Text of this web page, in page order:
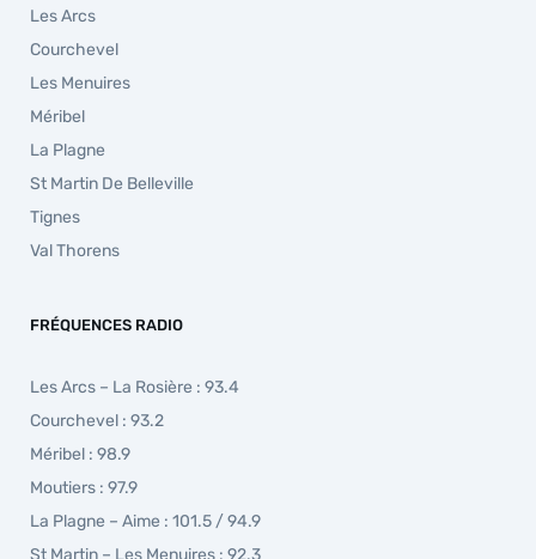
Les Arcs
Courchevel
Les Menuires
Méribel
La Plagne
St Martin De Belleville
Tignes
Val Thorens
FRÉQUENCES RADIO
Les Arcs – La Rosière : 93.4
Courchevel : 93.2
Méribel : 98.9
Moutiers : 97.9
La Plagne – Aime : 101.5 / 94.9
St Martin – Les Menuires : 92.3